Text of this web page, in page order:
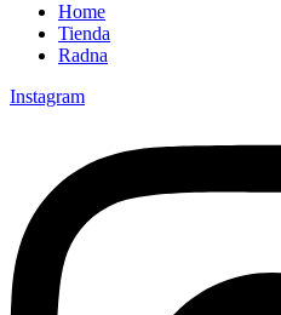
Home
Tienda
Radna
Instagram